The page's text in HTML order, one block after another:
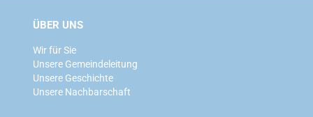
ÜBER UNS
Wir für Sie
Unsere Gemeindeleitung
Unsere Geschichte
Unsere Nachbarschaft